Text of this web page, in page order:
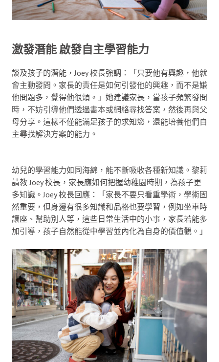
激發潛能 啟發自主學習能力
談及孩子的潛能，Joey 校長強調：「只要他有興趣，他就
會主動發問。家長的責任是如何引發他的興趣，而不是嫌
他問題多，覺得他很煩。」她建議家長，當孩子頻繁發問
時，不妨引導他們透過書本或網絡尋找答案，然後再與父
母分享。這樣不僅能滿足孩子的求知慾，還能培養他們自
主尋找解決方案的能力。
幼兒的學習能力如同海綿，能不斷吸收各種新知識。黎莉
請教 Joey 校長，家長應如何把握幼稚園時期，為孩子更
多知識。Joey 校長回應：「家長不要只看重學術，學術固
然重要，但身邊有很多知識和品格也要學習，例如坐車時
讓座、幫助別人等，這些日常生活中的小事，家長若能多
加引導，孩子自然能從中學習並內化為自身的價值觀。」